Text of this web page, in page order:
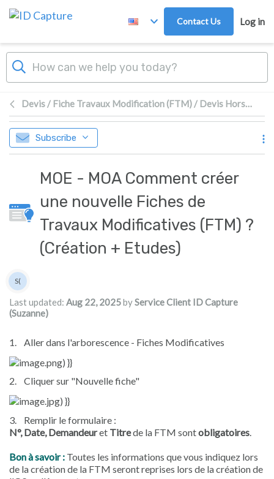
Skip to main content
Contact Us Log in
Devis / Fiche Travaux Modification (FTM) / Devis Hors FTM
Subscribe
MOE - MOA Comment créer
une nouvelle Fiches de
Travaux Modificatives (FTM) ?
(Création + Etudes)
Authors list
S(
Service Client ID Capture (Suzanne)
Last updated: Aug 22, 2025byService Client ID Capture
(Suzanne)
1. Aller dans l'arborescence - Fiches Modificatives
2. Cliquer sur "Nouvelle fiche"
3.
Remplir le formulaire :
N°, Date, Demandeuret Titrede la FTM sontobligatoires
Bon à savoir : Toutes les informations que vous indiquez lors
de la création de la FTM seront reprises lors de la création de